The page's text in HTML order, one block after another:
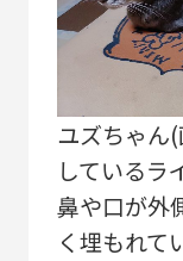
ユズちゃん
しているラ
鼻や口が外
く埋もれて